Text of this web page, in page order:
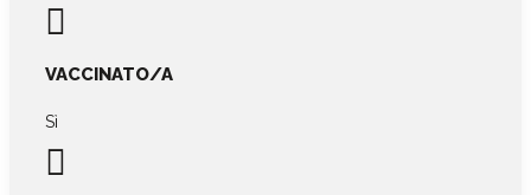

VACCINATO/A
Sì
